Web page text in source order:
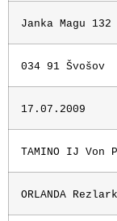
Janka Magu 132
034 91 Švošov
17.07.2009
TAMINO IJ Von
ORLANDA